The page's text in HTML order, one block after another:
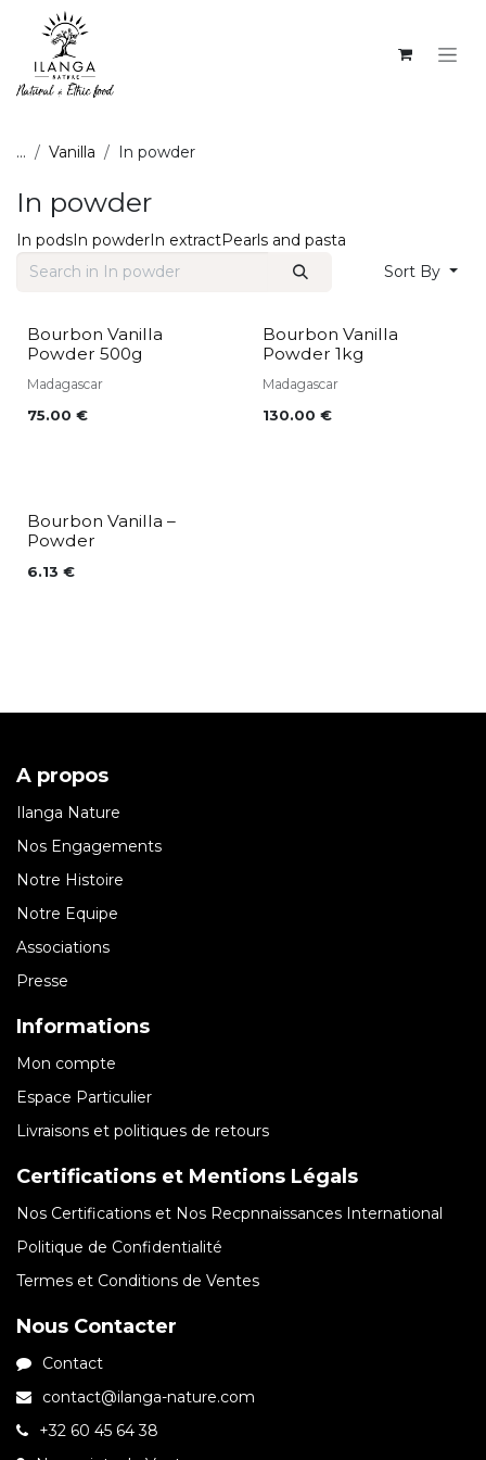
... Vanilla In powder
In powder
In podsIn powderIn extractPearls and pasta
Sort By
Bourbon Vanilla
Powder 500g
Madagascar
75.00 €
Bourbon Vanilla
Powder 1kg
Madagascar
130.00 €
Bourbon Vanilla –
Powder
6.13 €
A propos
Ilanga Nature
Nos Engagements
Notre Histoire
Notre Equipe
Associations
Presse
Informations
Mon compte
Espace Particulier
Livraisons et politiques de retours
Certifications et Mentions Légals
Nos Certifications et Nos Recpnnaissances International
Politique de Confidentialité
Termes et Conditions de Ventes
Nous Contacter
Contact
contact@ilanga-nature.com
+32 60 45 64 38